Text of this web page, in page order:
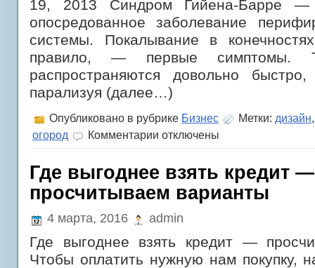
19, 2013 Синдром Гийена-Барре —
опосредованное заболевание
системы. Покалывание в
правило, — первые симптомы.
распространяются довольно
парализуя (далее…)
Опубликовано в рубрике Бизнес Метки: дизайн
огород
Комментарии
Барре
—
скрытая
при
отключены
Где выгоднее взять кредит —
просчитываем варианты
4 марта, 2016 admin
Где выгоднее взять кредит —
Чтобы оплатить нужную нам покупку,